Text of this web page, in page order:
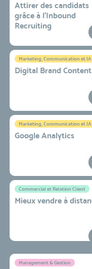
Attirer des candidats
grâce à l’Inbound
Recruiting
Marketing, Communication et IA
Digital Brand Content
Marketing, Communication et IA
Google Analytics
Commercial et Relation Client
Mieux vendre à
Management & Gestion